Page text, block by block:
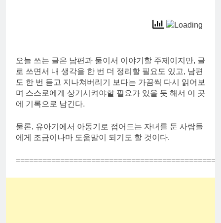
오늘 쓰는 글은 남편과 둘이서 이야기할 주제이지만, 글
로 쓰면서 내 생각을 한 번 더 정리할 필요도 있고, 남편
도 한 번 듣고 지나쳐버리기 보다는 가끔씩 다시 읽어보
며 스스로에게 상기시켜야할 필요가 있을 듯 해서 이 곳
에 기록으로 남긴다.
물론, 유아기에서 아동기로 접어드는 자녀를 둔 사람들
에게 조금이나마 도움말이 되기도 할 것이다.